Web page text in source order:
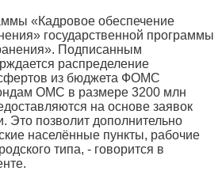
«Кадровое обеспечение
государственной программы
Подписанным
распределение
из бюджета ФОМС
ОМС в размере 3200 млн
на основе заявок
Это позволит дополнительно
населённые пункты, рабочие
типа, - говорится в